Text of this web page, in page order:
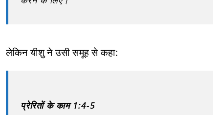
लेकिन यीशु ने उसी समूह से कहा:
प्रेरितों के काम 1:4-5